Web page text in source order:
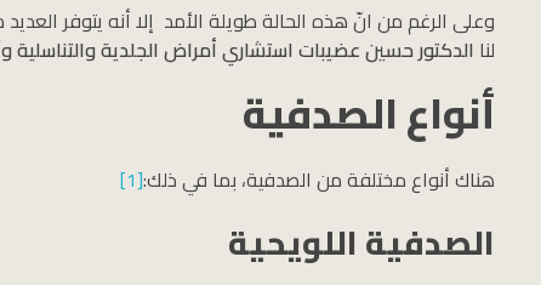
وعلى الرغم من انّ هذه الحالة طويلة الأمد إلا أنه يتوفر
لناالدكتور حسين عضيبات استشاري أمراض الجلدية
أنواع الصدفية
هناك أنواع مختلفة من الصدفية، بما في ذلك:[1]
الصدفية اللويحية